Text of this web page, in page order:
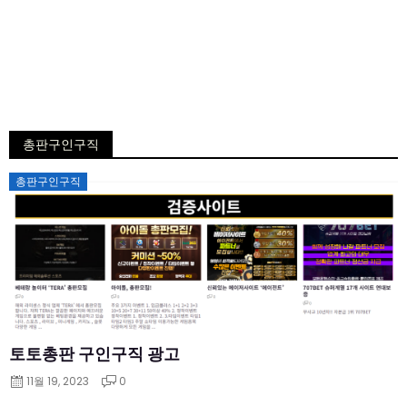
총판구인구직
총판구인구직
토토총판 구인구직 광고
Posted
on
11월 19, 2023 0